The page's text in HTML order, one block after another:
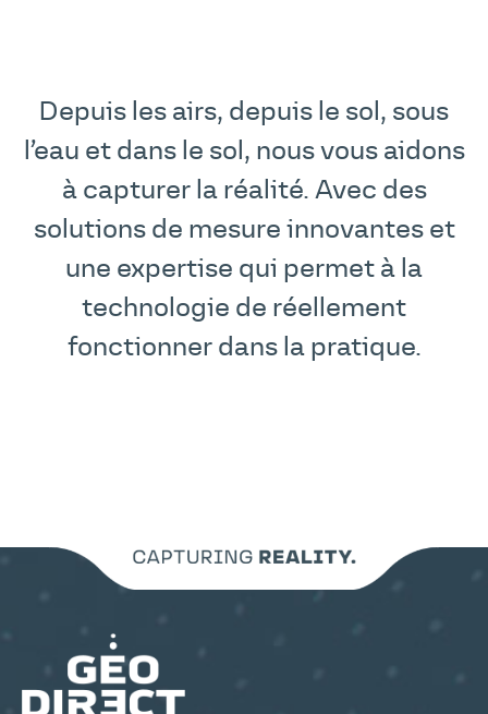
Depuis les airs, depuis le sol, sous
l’eau et dans le sol, nous vous aidons
à capturer la réalité. Avec des
solutions de mesure innovantes et
une expertise qui permet à la
technologie de réellement
fonctionner dans la pratique.